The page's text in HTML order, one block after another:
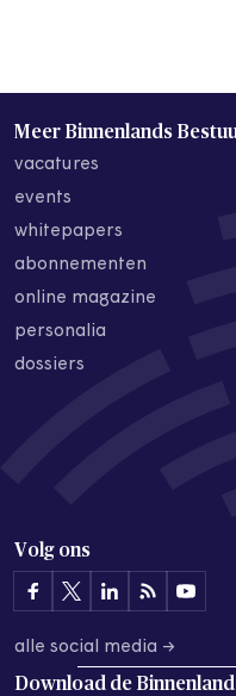
Meer Binnenlands
vacatures
events
whitepapers
abonnementen
online magazine
personalia
dossiers
Volg ons
alle social media →
Download de